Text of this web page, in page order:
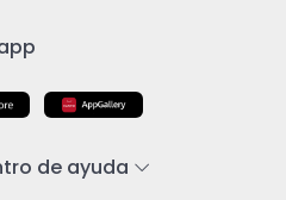
de ayuda